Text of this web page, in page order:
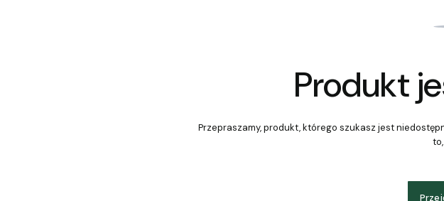
Produkt
Przepraszamy, produkt, którego szukasz jest